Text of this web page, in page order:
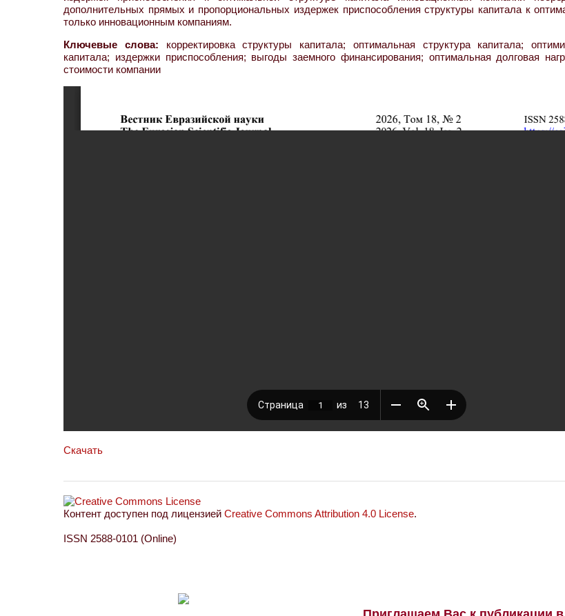
дополнительных прямых и пропорциональных издержек приспособления структуры капитала к
только инновационным компаниям.
Ключевые слова: корректировка структуры капитала; оптимальная структура капитала;
капитала; издержки приспособления; выгоды заемного финансирования; оптимальная долговая
стоимости компании
Скачать
Контент доступен под лицензией Creative Commons Attribution 4.0 License.
ISSN 2588-0101 (Online)